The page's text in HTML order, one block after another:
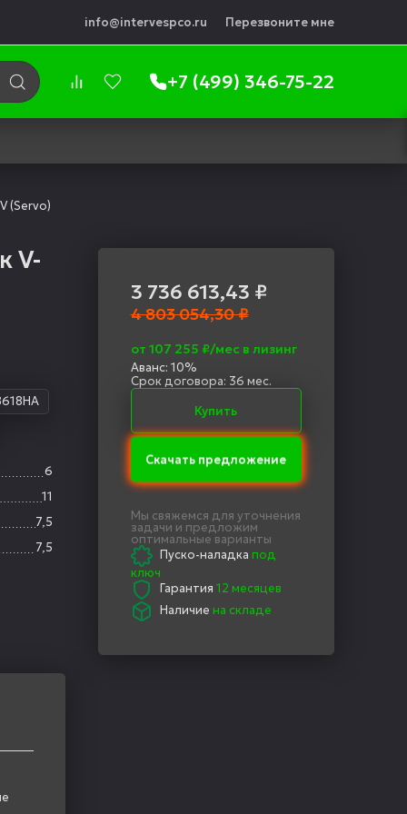
info@intervespco.ru Перезвоните мне
+7 (499) 346-75-22
(Servo)
V-
6
11
7,5
7,5
3 736 613,43 ₽
4 803 054,30 ₽
от 107 255 ₽/мес в лизинг
Аванс: 10%
Срок договора: 36 мес.
Купить
Скачать предложение
Мы свяжемся для уточнения
задачи и предложим
оптимальные варианты
Пуско-наладка под
ключ
Гарантия 12 месяцев
Наличие на складе